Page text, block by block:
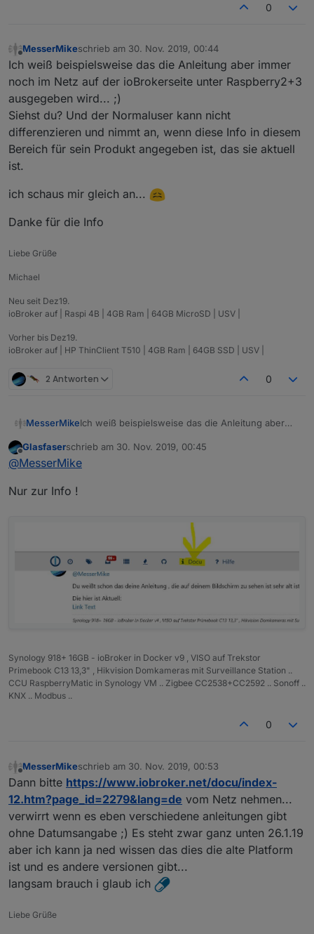
0
Offline
MesserMikeschrieb am 30. Nov. 2019, 00:44
zuletzt editiert von
Ich weiß beispielsweise das die Anleitung aber immer
noch im Netz auf der ioBrokerseite unter Raspberry2+3
ausgegeben wird... ;)
Siehst du? Und der Normaluser kann nicht
differenzieren und nimmt an, wenn diese Info in diesem
Bereich für sein Produkt angegeben ist, das sie aktuell
ist.
ich schaus mir gleich an...
Danke für die Info
Liebe Grüße
Michael
Neu seit Dez19.
ioBroker auf | Raspi 4B | 4GB Ram | 64GB MicroSD | USV |
Vorher bis Dez19.
ioBroker auf | HP ThinClient T510 | 4GB Ram | 64GB SSD | USV |
2 Antworten 0
MesserMikeIch weiß beispielsweise das die Anleitung aber
Raspberry2+3 ausgegeben wird... ;)
Siehst du? Und der Normaluser kann nicht
ich schaus mir gleich an...
Offline
Glasfaserschrieb am 30. Nov. 2019, 00:45
zuletzt editiert von
@MesserMike
Nur zur Info !
Synology 918+ 16GB - ioBroker in Docker v9 , VISO auf Trekstor
Primebook C13 13,3" , Hikvision Domkameras mit Surveillance Station ..
CCU RaspberryMatic in Synology VM .. Zigbee CC2538+CC2592 .. Sonoff ..
KNX .. Modbus ..
0
Offline
MesserMikeschrieb am 30. Nov. 2019, 00:53
zuletzt editiert von
Dann bitte https://www.iobroker.net/docu/index-
12.htm?page_id=2279&lang=de vom Netz nehmen...
verwirrt wenn es eben verschiedene anleitungen gibt
ohne Datumsangabe ;) Es steht zwar ganz unten 26.1.19
aber ich kann ja ned wissen das dies die alte Platform
ist und es andere versionen gibt...
langsam brauch i glaub ich
Liebe Grüße